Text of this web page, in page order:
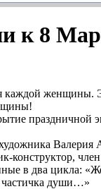
к 8
женщины.
Валерия
конструктор,
в два цикла:
души…»